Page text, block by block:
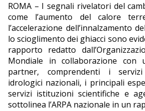
ROMA – I segnali rivelatori del
come l’aumento del calore
l’accelerazione dell’innalzamento
lo scioglimento dei ghiacci sono
rapporto redatto
Mondiale in collaborazione con
partner, comprendenti i
idrologici nazionali, i principali
servizi istituzioni scientifiche e
sottolinea l’ARPA nazionale in un